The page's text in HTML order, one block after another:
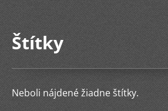
Štítky
Neboli nájdené žiadne štítky.